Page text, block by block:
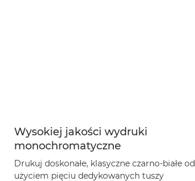
Wysokiej jakości wydruki
monochromatyczne
Drukuj doskonałe, klasyczne czarno-białe
użyciem pięciu dedykowanych tuszy